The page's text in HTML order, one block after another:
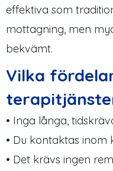
effektiva som
mottagning, men
bekvämt.
Vilka
• Inga långa,
• Du kontaktas
• Det krävs ingen